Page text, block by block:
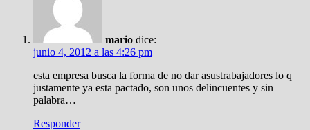
mario dice:
junio 4, 2012 a las 4:26 pm
esta empresa busca la forma de no dar asustrabajadores lo q
justamente ya esta pactado, son unos delincuentes y sin
palabra…
Responder